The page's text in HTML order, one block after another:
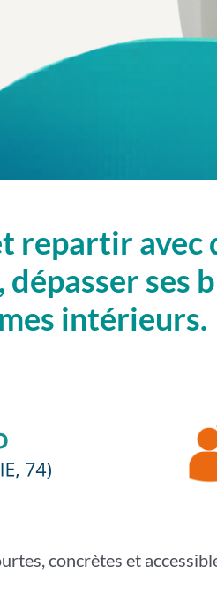
repartir avec
ses
intérieurs.
concrètes et